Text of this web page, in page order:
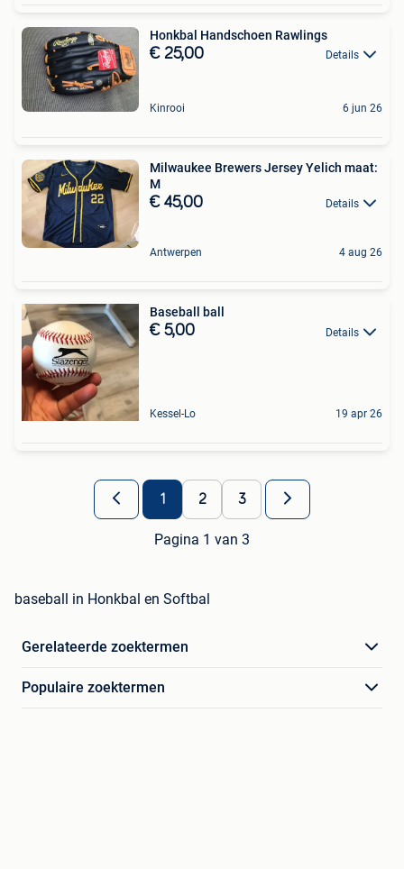
Honkbal Handschoen Rawlings
€ 25,00 Details
Kinrooi 6 jun 26
Milwaukee Brewers Jersey Yelich maat:
M
€ 45,00 Details
Antwerpen 4 aug 26
Baseball ball
€ 5,00 Details
Kessel-Lo 19 apr 26
1 2 3
Pagina 1 van 3
baseball in Honkbal en Softbal
Gerelateerde zoektermen
Populaire zoektermen